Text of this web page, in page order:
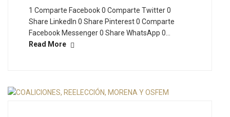
1 Comparte Facebook 0 Comparte Twitter 0
Share LinkedIn 0 Share Pinterest 0 Comparte
Facebook Messenger 0 Share WhatsApp 0…
Read More